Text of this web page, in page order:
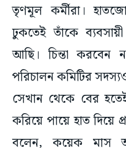
তৃণমূল কর্মীরা।
ঢুকতেই তাঁকে
আছি। চিন্তা করবেন
পরিচালন কমিটির
সেখান থেকে বের
করিয়ে পায়ে হাত দিয়ে
বলেন, কয়েক মাস